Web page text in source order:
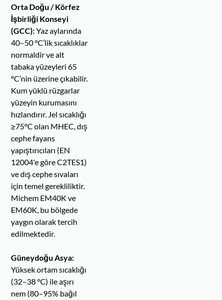
Orta Doğu / Körfez
İşbirliği Konseyi
(GCC):Yaz aylarında
40–50 °C’lik sıcaklıklar
normaldir ve alt
tabaka yüzeyleri 65
°C’nin üzerine çıkabilir.
Kum yüklü rüzgarlar
yüzeyin kurumasını
hızlandırır. Jel sıcaklığı
≥75°C olan MHEC, dış
cephe fayans
yapıştırıcıları (EN
12004'e göre C2TES1)
ve dış cephe sıvaları
için temel gerekliliktir.
Michem EM40K ve
EM60K, bu bölgede
yaygın olarak tercih
edilmektedir.
Güneydoğu Asya:
Yüksek ortam sıcaklığı
(32–38 °C) ile aşırı
nem (80–95% bağıl